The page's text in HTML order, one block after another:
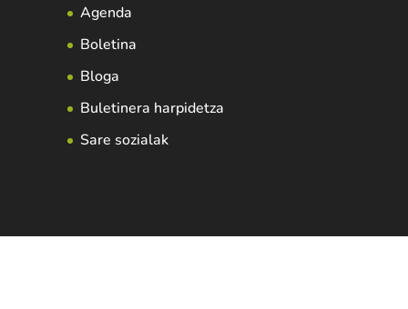
Agenda
Boletina
Bloga
Buletinera harpidetza
Sare sozialak